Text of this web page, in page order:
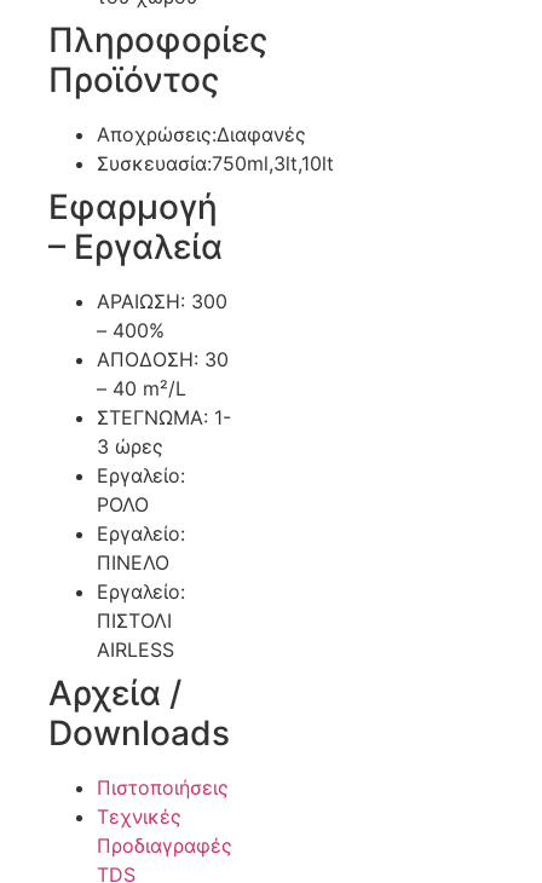
Πληροφορίες
Προϊόντος
Αποχρώσεις:Διαφανές
Συσκευασία:750ml,3lt,10lt
Εφαρμογή
– Εργαλεία
ΑΡΑΙΩΣΗ: 300
– 400%
ΑΠΟΔΟΣΗ: 30
– 40 m²/L
ΣΤΕΓΝΩΜΑ: 1-
3 ώρες
Εργαλείο:
ΡΟΛΟ
Εργαλείο:
ΠΙΝΕΛΟ
Εργαλείο:
ΠΙΣΤΟΛΙ
AIRLESS
Αρχεία /
Downloads
Πιστοποιήσεις
Τεχνικές
Προδιαγραφές
TDS